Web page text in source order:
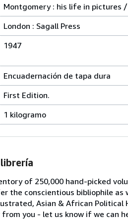
Montgomery : his life in pictures
London : Sagall Press
1947
Encuadernación de tapa dura
First Edition.
1 kilogramo
of 250,000 hand-picked
the conscientious bibliophile
Asian & African
you - let us know if we can